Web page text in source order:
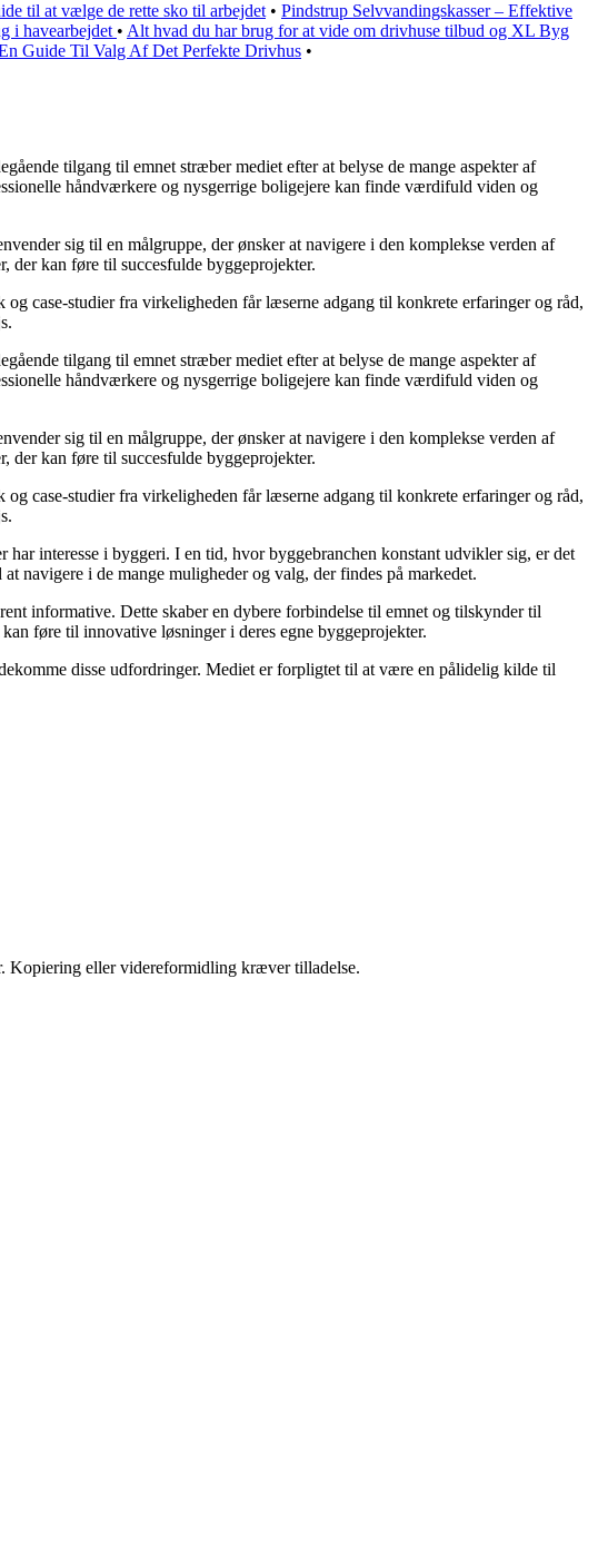
til at vælge de rette sko til arbejdet • Pindstrup Selvvandingskasser – Effektive
i havearbejdet • Alt hvad du har brug for at vide om drivhuse tilbud og XL Byg
Guide Til Valg Af Det Perfekte Drivhus •
tilgang til emnet stræber mediet efter at belyse de mange aspekter af
håndværkere og nysgerrige boligejere kan finde værdifuld viden og
sig til en målgruppe, der ønsker at navigere i den komplekse verden af
der kan føre til succesfulde byggeprojekter.
case-studier fra virkeligheden får læserne adgang til konkrete erfaringer og råd,
tilgang til emnet stræber mediet efter at belyse de mange aspekter af
håndværkere og nysgerrige boligejere kan finde værdifuld viden og
sig til en målgruppe, der ønsker at navigere i den komplekse verden af
der kan føre til succesfulde byggeprojekter.
case-studier fra virkeligheden får læserne adgang til konkrete erfaringer og råd,
interesse i byggeri. I en tid, hvor byggebranchen konstant udvikler sig, er det
navigere i de mange muligheder og valg, der findes på markedet.
informative. Dette skaber en dybere forbindelse til emnet og tilskynder til
føre til innovative løsninger i deres egne byggeprojekter.
disse udfordringer. Mediet er forpligtet til at være en pålidelig kilde til
Kopiering eller videreformidling kræver tilladelse.